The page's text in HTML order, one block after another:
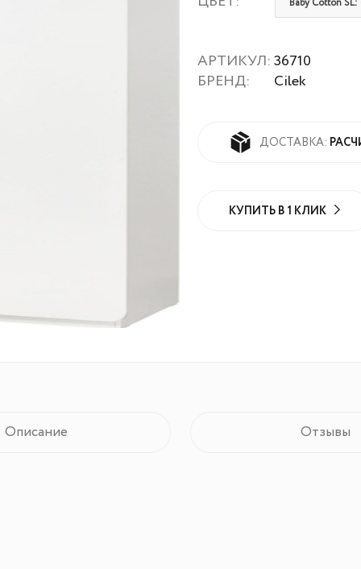
Baby Cotton
АРТИКУЛ:
БРЕНД:
36710
Cilek
ДОСТАВКА:
КУПИТЬ В 1 КЛИК
Описание Отзывы